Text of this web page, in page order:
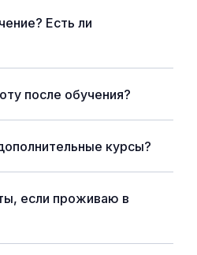
Есть ли
после обучения?
курсы?
если проживаю в